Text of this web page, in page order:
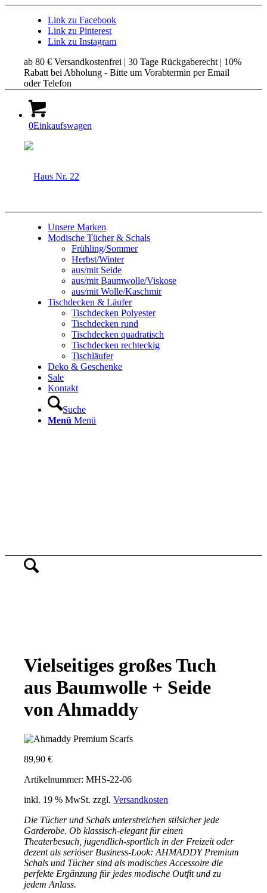
Link zu Facebook
Link zu Pinterest
Link zu Instagram
ab 80 € Versandkostenfrei | 30 Tage Rückgaberecht | 10%
Rabatt bei Abholung - Bitte um Vorabtermin per Email
oder Telefon
0Einkaufswagen
Unsere Marken
Modische Tücher & Schals
Frühling/Sommer
Herbst/Winter
aus/mit Seide
aus/mit Baumwolle/Viskose
aus/mit Wolle/Kaschmir
Tischdecken & Läufer
Tischdecken Polyester
Tischdecken rund
Tischdecken quadratisch
Tischdecken rechteckig
Tischläufer
Deko & Geschenke
Sale
Kontakt
Suche
Menü Menü
Vielseitiges großes Tuch
aus Baumwolle + Seide
von Ahmaddy
89,90€
Artikelnummer: MHS-22-06
inkl. 19 % MwSt. zzgl.Versandkosten
Die Tücher und Schals unterstreichen stilsicher jede
Garderobe. Ob klassisch-elegant für einen
Theaterbesuch, jugendlich-sportlich in der Freizeit oder
dezent als seriöser Business-Look: AHMADDY Premium
Schals und Tücher sind als modisches Accessoire die
perfekte Ergänzung für jedes modische Outfit und zu
jedem Anlass.